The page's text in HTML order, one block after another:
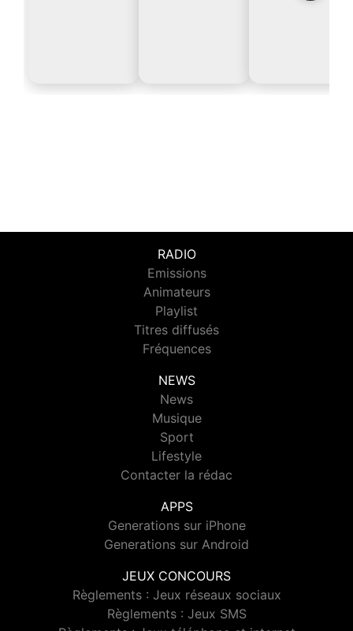
RADIO
Emissions
Animateurs
Playlist
Titres diffusés
Fréquences
NEWS
News
Musique
Sport
Lifestyle
Contacter la rédac
APPS
Generations sur iPhone
Generations sur Android
JEUX CONCOURS
Règlements : Jeux réseaux sociaux
Règlements : Jeux SMS